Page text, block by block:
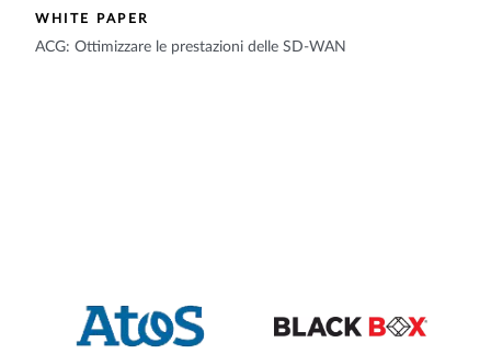
WHITE PAPER
ACG: Ottimizzare le prestazioni delle SD-WAN